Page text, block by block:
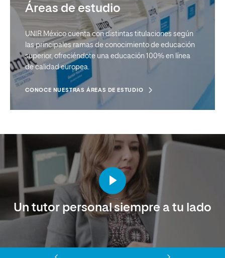
Áreas de estudio
UNIR México cuenta con distintas titulaciones según
las principales ramas de conocimiento de educación
superior, ofreciéndote una educación 100% en línea
de calidad europea.
CONOCE NUESTRAS ÁREAS DE ESTUDIO
Un tutor personal siempre a tu lado